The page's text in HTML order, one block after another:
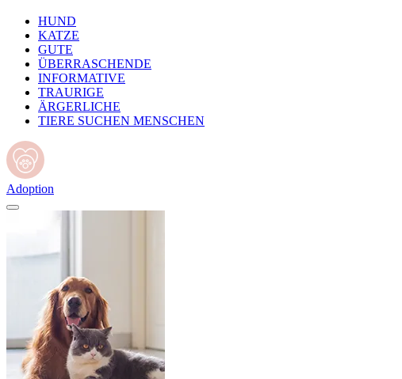
HUND
KATZE
GUTE
ÜBERRASCHENDE
INFORMATIVE
TRAURIGE
ÄRGERLICHE
TIERE SUCHEN MENSCHEN
Adoption